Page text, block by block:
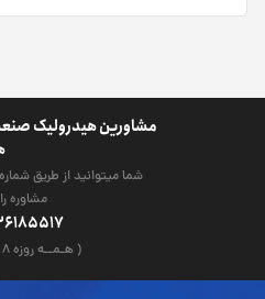
مشاورین هیدرولیک
شما میتوانید از طریق
مشاوره
( هـمــه روزه ۸ تــا ۲۰ )